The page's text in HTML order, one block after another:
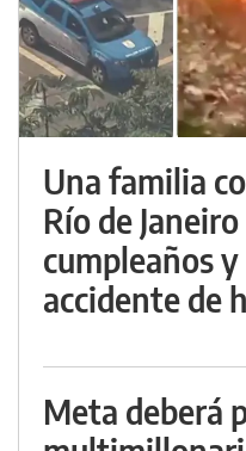
Una familia
Río de
cumpleaños
accidente de
Meta deberá